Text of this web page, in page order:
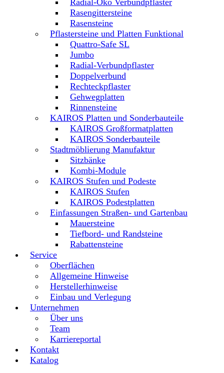
Radial-Öko Verbundpflaster
Rasengittersteine
Rasensteine
Pflastersteine und Platten Funktional
Quattro-Safe SL
Jumbo
Radial-Verbundpflaster
Doppelverbund
Rechteckpflaster
Gehwegplatten
Rinnensteine
KAIROS Platten und Sonderbauteile
KAIROS Großformatplatten
KAIROS Sonderbauteile
Stadtmöblierung Manufaktur
Sitzbänke
Kombi-Module
KAIROS Stufen und Podeste
KAIROS Stufen
KAIROS Podestplatten
Einfassungen Straßen- und Gartenbau
Mauersteine
Tiefbord- und Randsteine
Rabattensteine
Service
Oberflächen
Allgemeine Hinweise
Herstellerhinweise
Einbau und Verlegung
Unternehmen
Über uns
Team
Karriereportal
Kontakt
Katalog